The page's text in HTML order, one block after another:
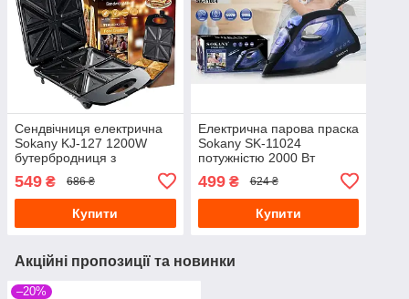
Сендвічниця електрична
Sokany KJ-127 1200W
бутербродниця з
антипригарним покриттям
549 ₴ 686 ₴
Купити
Електрична парова праска
Sokany SK-11024
потужністю 2000 Вт
градусів шнур
499₴ 624 ₴
Купити
Акційні пропозиції та новинки
–20%